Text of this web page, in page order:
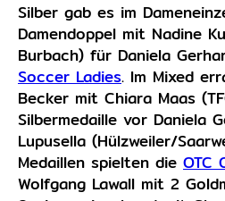
Silber gab es im
Damendoppel mit Nadine
Burbach) für Daniela
Soccer Ladies. Im Mixed
Becker mit Chiara Maas
Silbermedaille vor Daniela
Lupusella (Hülzweiler/
Medaillen spielten die OTC
Wolfgang Lawall mit 2